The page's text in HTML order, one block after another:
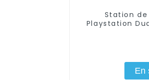
Station
Playstation
En